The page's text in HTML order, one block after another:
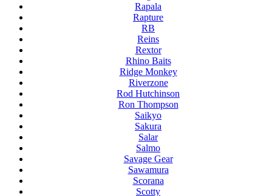
Rapala
Rapture
RB
Reins
Rextor
Rhino Baits
Ridge Monkey
Riverzone
Rod Hutchinson
Ron Thompson
Saikyo
Sakura
Salar
Salmo
Savage Gear
Sawamura
Scorana
Scotty